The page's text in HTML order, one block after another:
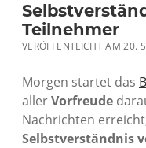
Teilnehmer
VERÖFFENTLICHT AM 20.
Morgen startet das
allerVorfreude
Nachrichten
Selbstverständnis